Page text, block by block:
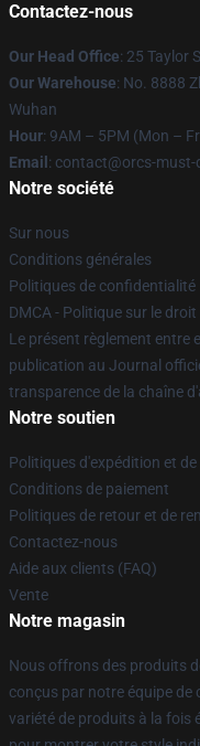
Contactez-nous
Our Head Office: 25 Taylor
Our Warehouse: No. 8888
Wuhan
Hour: 9AM – 5PM (Mon –
Email : contact@orcs-must-
Notre société
Sur nous
Conditions générales
Politiques de confidentialité
DMCA - Politique sur le
Le présent règlement entre
publication au Journal
transparence de la chaîne
Notre soutien
Politiques d'expédition et
Conditions de paiement
Politiques de retour et de
Contactez-nous
Aide aux clients (FAQ)
Vente
Notre magasin
Nous offrons des produits
conçus par notre équipe
variété de produits à la fois